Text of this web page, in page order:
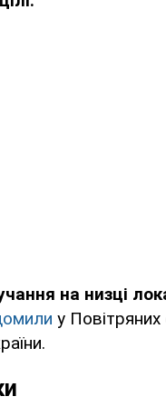
на низці
у Повітряних